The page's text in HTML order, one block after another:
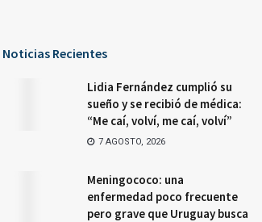
Noticias Recientes
Lidia Fernández cumplió su
sueño y se recibió de médica:
“Me caí, volví, me caí, volví”
7 AGOSTO, 2026
Meningococo: una
enfermedad poco frecuente
pero grave que Uruguay busca